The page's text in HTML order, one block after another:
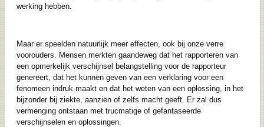
werking hebben.
Maar er speelden natuurlijk meer effecten, ook bij onze verre
voorouders. Mensen merkten gaandeweg dat het rapporteren van
een opmerkelijk verschijnsel belangstelling voor de rapporteur
genereert, dat het kunnen geven van een verklaring voor een
fenomeen indruk maakt en dat het weten van een oplossing, in het
bijzonder bij ziekte, aanzien of zelfs macht geeft. Er zal dus
vermenging ontstaan met trucmatige of gefantaseerde
verschijnselen en oplossingen.